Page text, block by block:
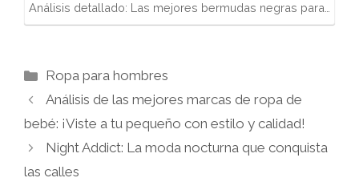
Análisis detallado: Las mejores bermudas negras para…
Categorías
Ropa para hombres
Análisis de las mejores marcas de ropa de
bebé: ¡Viste a tu pequeño con estilo y calidad!
Night Addict: La moda nocturna que conquista
las calles